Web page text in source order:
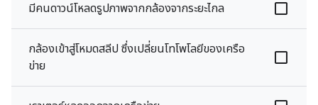
มีคนดาวน์โหลดรูปภาพจากกล้องจากระยะไกล
กล้องเข้าสู่โหมดสลีป ซึ่งเปลี่ยนโทโพโลยีของเครือ
ข่าย